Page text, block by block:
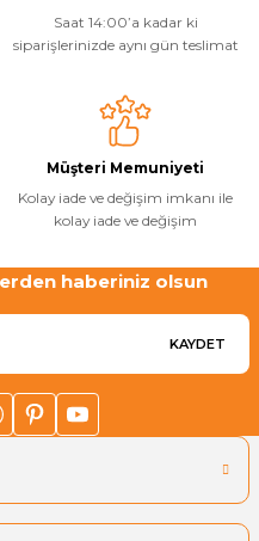
pahalı.
Saat 14:00’a kadar ki
siparişlerinizde aynı gün teslimat
Müşteri Memuniyeti
Kolay iade ve değişim imkanı ile
kolay iade ve değişim
haberiniz olsun
KAYDET